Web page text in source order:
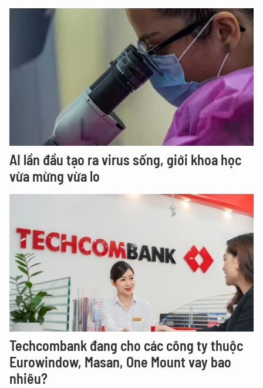
AI lần đầu tạo ra virus sống, giới khoa học
vừa mừng vừa lo
Techcombank đang cho các công ty thuộc
Eurowindow, Masan, One Mount vay bao
nhiêu?